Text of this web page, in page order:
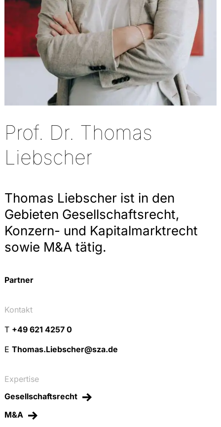
Prof. Dr. Thomas
Liebscher
Thomas Liebscher ist in den
Gebieten Gesellschaftsrecht,
Konzern- und Kapitalmarktrecht
sowie M&A tätig.
Partner
Kontakt
T +49 621 4257 0
E Thomas.Liebscher@sza.de
Expertise
Gesellschaftsrecht
M&A